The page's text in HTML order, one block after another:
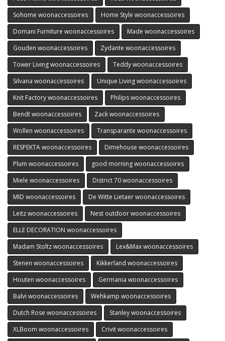
Sohome woonaccessoires
Home Style woonaccessoires
Domani Furniture woonaccessoires
Made woonaccessoires
Gouden woonaccessoires
Zydante woonaccessoires
Tower Living woonaccessoires
Teddy woonaccessoires
Silvana woonaccessoires
Unique Living woonaccessoires
Knit Factory woonaccessoires
Philips woonaccessoires
Bendt woonaccessoires
Zack woonaccessoires
Wollen woonaccessoires
Transparante woonaccessoires
RESPEKTA woonaccessoires
Dimehouse woonaccessoires
Plum woonaccessoires
good morning woonaccessoires
Miele woonaccessoires
District 70 woonaccessoires
MID woonaccessoires
De Witte Lietaer woonaccessoires
Leitz woonaccessoires
Nest outdoor woonaccessoires
ELLE DECORATION woonaccessoires
Madam Stoltz woonaccessoires
Lex&Max woonaccessoires
Stenen woonaccessoires
Kikkerland woonaccessoires
Houten woonaccessoires
Germania woonaccessoires
Balvi woonaccessoires
Wehkamp woonaccessoires
Dutch Rose woonaccessoires
Stanley woonaccessoires
XLBoom woonaccessoires
Crivit woonaccessoires